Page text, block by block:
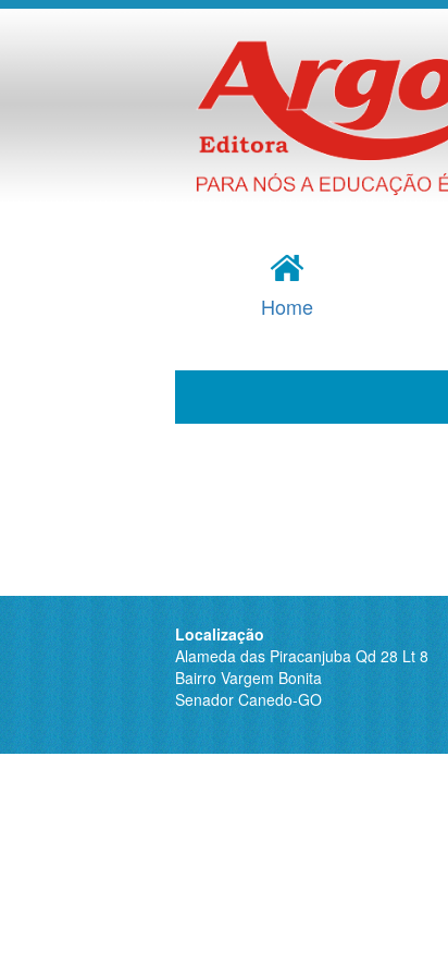
Home
Localização
Alameda das Piracanjuba Qd 28 Lt 8
Bairro Vargem Bonita
Senador Canedo-GO